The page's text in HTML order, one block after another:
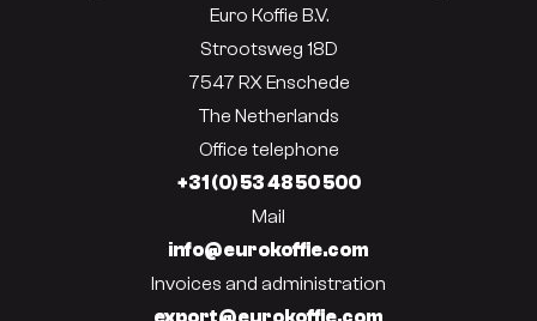
Euro Koffie B.V.
Strootsweg 18D
7547 RX Enschede
The Netherlands
Office telephone
+31 (0) 53 48 50 500
Mail
info@eurokoffie.com
Invoices and administration